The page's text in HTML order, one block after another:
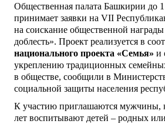
Общественная палата Башкирии до 1
принимает заявки на VII
на соискание общественной
доблесть». Проект реализуется в
национального проекта «Семья» и
укреплению традиционных
в обществе, сообщили в
социальной защиты населения
К участию приглашаются мужчины,
лет воспитывают детей – родных